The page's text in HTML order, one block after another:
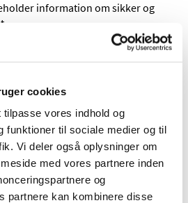
cookies
vores indhold og
funktioner til sociale medier og til
Vi deler også oplysninger om
med vores partnere inden
og
partnere kan kombinere disse
information om sikker og
GmbH informerer
information om fejl ved
og instruktion i…
1